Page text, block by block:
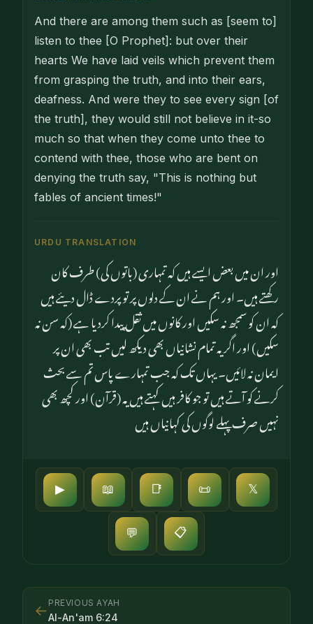
And there are among them such as [seem to]
listen to thee [O Prophet]: but over their
hearts We have laid veils which prevent them
from grasping the truth, and into their ears,
deafness. And were they to see every sign [of
the truth], they would still not believe in it-so
much so that when they come unto thee to
contend with thee, those who are bent on
denying the truth say, "This is nothing but
fables of ancient times!"
URDU TRANSLATION
اور ان میں بعض ایسے ہیں کہ تمہاری (باتوں کی) طرف کان
رکھتے ہیں۔ اور ہم نے ان کے دلوں پر تو پردے ڈال دیئے ہیں
کہ ان کو سمجھ نہ سکیں اور کانوں میں ثقل پیدا کردیا ہے (کہ سن نہ
سکیں) اور اگر یہ تمام نشانیاں بھی دیکھ لیں تب بھی ان پر
ایمان نہ لائیں۔ یہاں تک کہ جب تمہارے پاس تم سے بحث
کرنے کو آتے ہیں تو جو کافر ہیں کہتے ہیں یہ (قرآن) اور کچھ بھی
نہیں صرف پہلے لوگوں کی کہانیاں ہیں
▶ 📖 📑 📜 𝕏
💬 📋
← PREVIOUS AYAH
Al-An'am 6:24